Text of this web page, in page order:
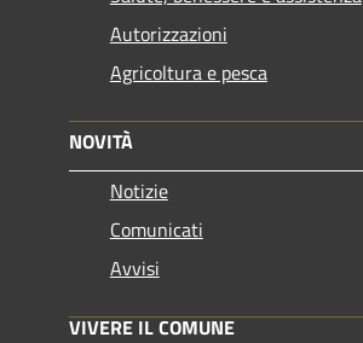
Autorizzazioni
Agricoltura e pesca
NOVITÀ
Notizie
Comunicati
Avvisi
VIVERE IL COMUNE